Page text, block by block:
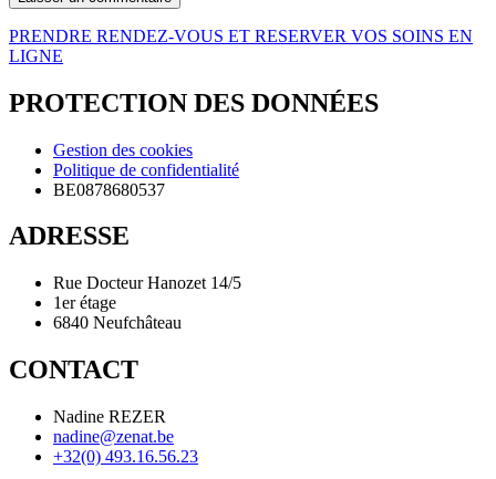
PRENDRE RENDEZ-VOUS ET RESERVER VOS SOINS EN
LIGNE
PROTECTION DES DONNÉES
Gestion des cookies
Politique de confidentialité
BE0878680537
ADRESSE
Rue Docteur Hanozet 14/5
1er étage
6840 Neufchâteau
CONTACT
Nadine REZER
nadine@zenat.be
+32(0) 493.16.56.23